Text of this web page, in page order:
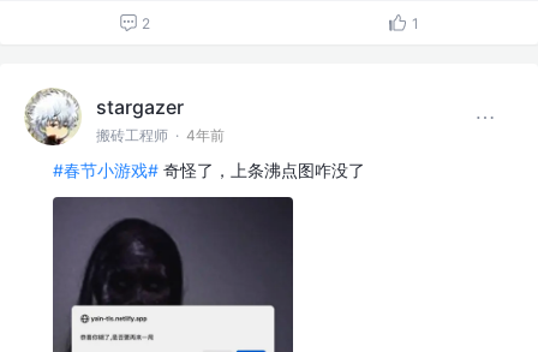
2 1
stargazer
搬砖工程师 · 4年前
#春节小游戏# 奇怪了，上条沸点图咋没了